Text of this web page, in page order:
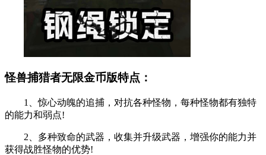
怪兽捕猎者无限金币版特点：
1、惊心动魄的追捕，对抗各种怪物，每种怪物都有独特
的能力和弱点!
2、多种致命的武器，收集并升级武器，增强你的能力并
获得战胜怪物的优势!